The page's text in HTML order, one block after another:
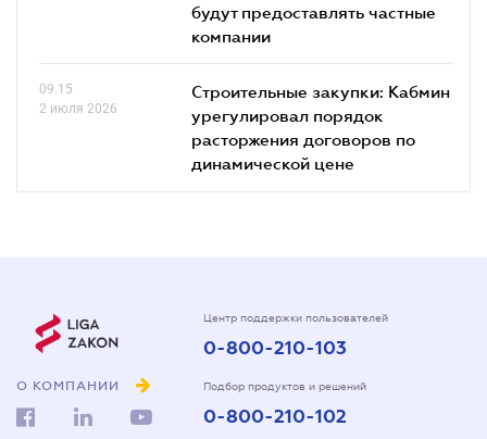
будут предоставлять частные
компании
09.15
2 июля 2026
Строительные закупки: Кабмин
урегулировал порядок
расторжения договоров по
динамической цене
О КОМПАНИИ
Центр поддержки пользователей
0-800-210-103
Подбор продуктов и решений
0-800-210-102